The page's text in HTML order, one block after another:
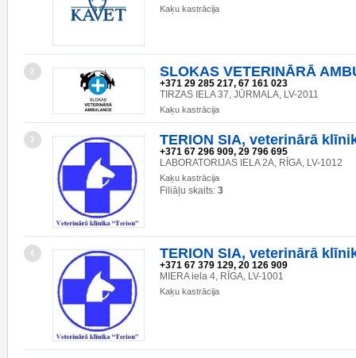
Kaķu kastrācija
2 SLOKAS VETERINĀRĀ
+371 29 285 217, 67 161 023
TIRZAS IELA 37, JŪRMALA, LV-2011
Kaķu kastrācija
3 TERION SIA, veterinārā
+371 67 296 909, 29 796 695
LABORATORIJAS IELA 2A, RĪGA, LV-1012
Kaķu kastrācija
Filiāļu skaits: 3
4 TERION SIA, veterinārā
+371 67 379 129, 20 126 909
MIERA iela 4, RĪGA, LV-1001
Kaķu kastrācija